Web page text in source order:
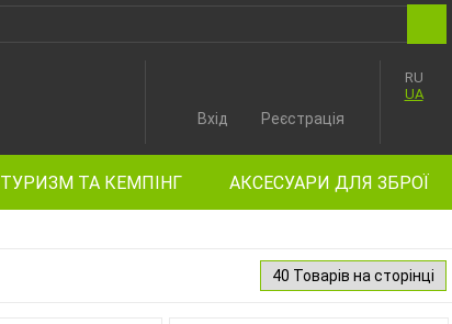
RU
UA
Вхід Реєстрація
ТУРИЗМ ТА КЕМПІНГ АКСЕСУАРИ ДЛЯ ЗБРОЇ